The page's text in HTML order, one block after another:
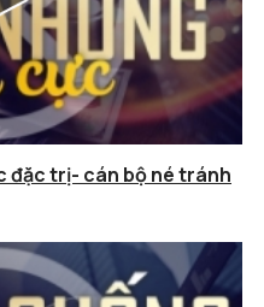
đặc trị- cán bộ né tránh